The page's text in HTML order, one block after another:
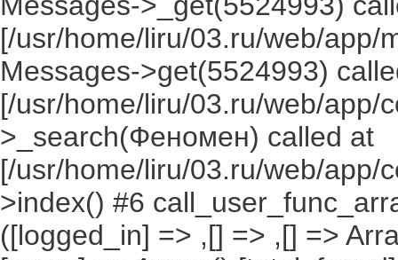
[/usr/home/liru/03.ru/web/app/
Messages->get(5524993)
[/usr/home/liru/03.ru/web/app/
>_search(Феномен) called at
[/usr/home/liru/03.ru/web/app/
>index() #6
([logged_in] => ,[] => ,[] =>